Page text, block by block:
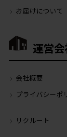
お届けについて
運営
会社概要
プライバシーポ
リクルート